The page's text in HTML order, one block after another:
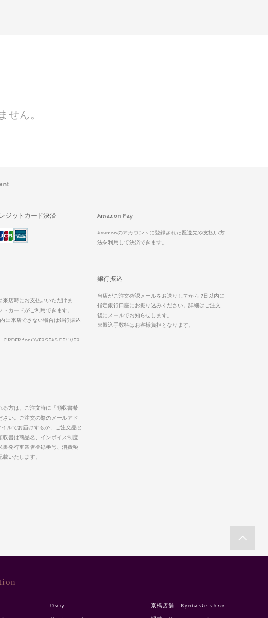
せん。
ジットカード決済 Amazon Pay
Amazonのアカウントに登録された配送先や支払い方
法を利用して決済できます。
銀行振込
当店がご注文確認メールをお送りしてから 7日以内に
指定銀行口座にお振り込みください。詳細はご注文
後にメールでお知らせします。
※振込手数料はお客様負担となります。
来店時にお支払いいただけま
カードがご利用できます。
に来店できない場合は銀行振込
for OVERSEAS DELIVER
る方は、ご注文時に「領収書希
さい。ご注文の際のメールアド
イルでお届けするか、ご注文品と
収書は商品名、インボイス制度
書発行事業者登録番号、消費税
いたします。
Diary 京橋店舗 Kyobashi shop